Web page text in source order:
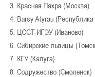
3. Красная Пахра (Москва)
4. Barsy Atyrau (Республика
5. ЦССТ-ИГЭУ (Иваново)
6. Сибирские львицы
7. КГУ (Калуга)
8. Содружество (Смоленск)